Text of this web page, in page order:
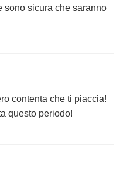
sono sicura che saranno
contenta che ti piaccia!
questo periodo!